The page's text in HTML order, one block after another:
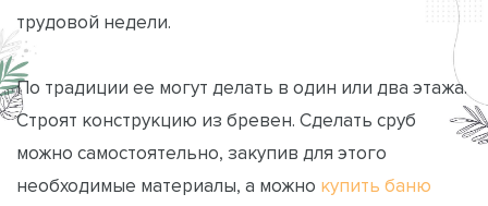
трудовой недели.
По традиции ее могут делать в один или два этажа.
Строят конструкцию из бревен. Сделать сруб
можно самостоятельно, закупив для этого
необходимые материалы, а можно купить баню